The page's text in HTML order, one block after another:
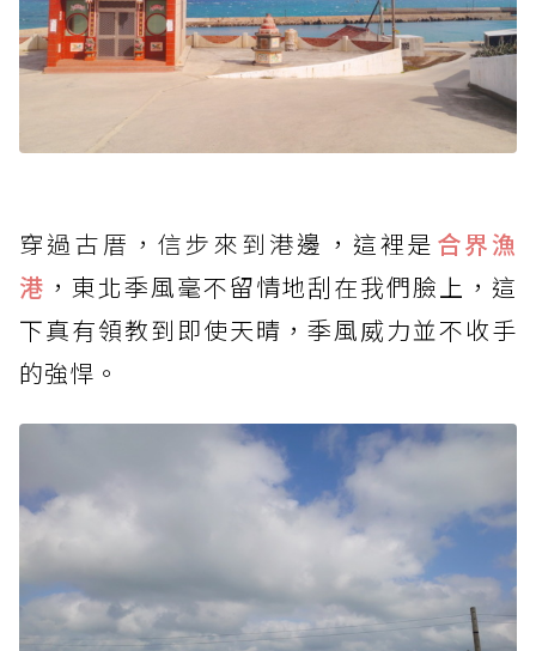
穿過古厝，信步來到港邊，這裡是 合界漁
港 ，東北季風毫不留情地刮在我們臉上，這
下真有領教到即使天晴，季風威力並不收手
的強悍。